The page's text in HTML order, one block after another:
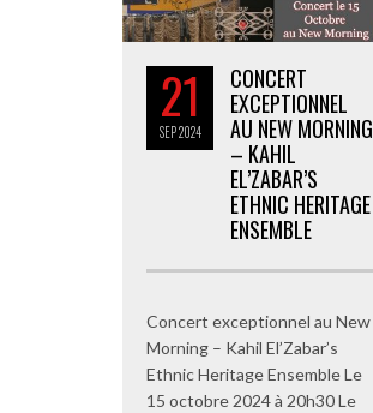
21
SEP2024
CONCERT
EXCEPTIONNEL
AU NEW MORNING
– KAHIL
EL’ZABAR’S
ETHNIC HERITAGE
ENSEMBLE
Concert exceptionnel au New
Morning – Kahil El’Zabar’s
Ethnic Heritage Ensemble Le
15 octobre 2024 à 20h30 Le